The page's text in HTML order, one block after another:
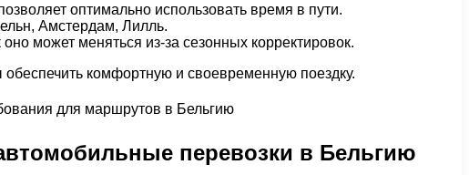
оптимально использовать время в пути.
Амстердам, Лилль.
может меняться из-за сезонных корректировок.
комфортную и своевременную поездку.
перевозки в Бельгию